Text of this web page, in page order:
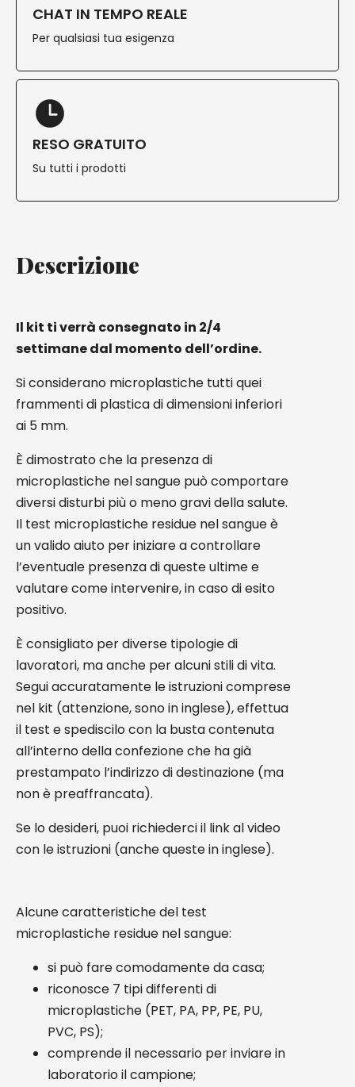
CHAT IN TEMPO REALE
Per qualsiasi tua esigenza
RESO GRATUITO
Su tutti i prodotti
Descrizione
Il kit ti verrà consegnato in 2/4
settimane dal momento dell’ordine.
Si considerano microplastiche tutti quei
frammenti di plastica di dimensioni inferiori
ai 5 mm.
È dimostrato che la presenza di
microplastiche nel sangue può comportare
diversi disturbi più o meno gravi della salute.
Il test microplastiche residue nel sangue è
un valido aiuto per iniziare a controllare
l’eventuale presenza di queste ultime e
valutare come intervenire, in caso di esito
positivo.
È consigliato per diverse tipologie di
lavoratori, ma anche per alcuni stili di vita.
Segui accuratamente le istruzioni comprese
nel kit (attenzione, sono in inglese), effettua
il test e spediscilo con la busta contenuta
all’interno della confezione che ha già
prestampato l’indirizzo di destinazione (ma
non è preaffrancata).
Se lo desideri, puoi richiederci il link al video
con le istruzioni (anche queste in inglese).
Alcune caratteristiche del test
microplastiche residue nel sangue:
si può fare comodamente da casa;
riconosce 7 tipi differenti di
microplastiche (PET, PA, PP, PE, PU,
PVC, PS);
comprende il necessario per inviare in
laboratorio il campione;